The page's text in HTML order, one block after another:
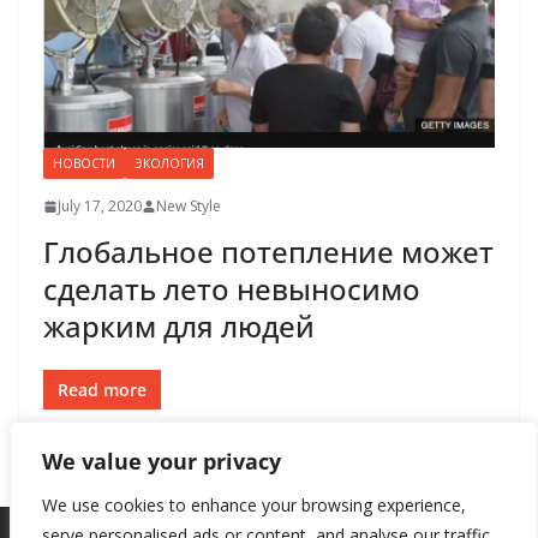
We value your privacy
We use cookies to enhance your browsing experience,
НОВОСТИ ЭКОЛОГИЯ
July 17, 2020 New Style
Глобальное потепление может
сделать лето невыносимо
жарким для людей
Read more